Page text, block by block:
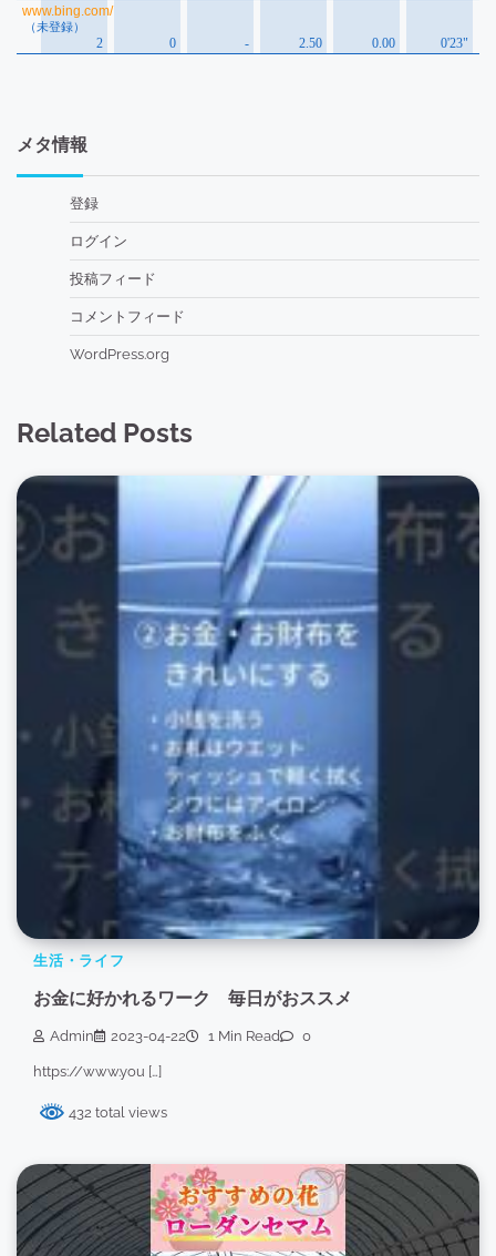
メタ情報
登録
ログイン
投稿フィード
コメントフィード
WordPress.org
Related Posts
生活・ライフ
お金に好かれるワーク 毎日がおススメ
Admin 2023-04-22 1 Min Read 0
https://www.you […]
432 total views